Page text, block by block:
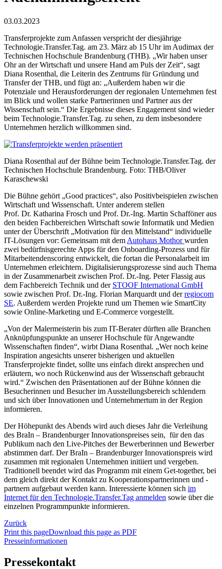
03.03.2023
Transferprojekte zum Anfassen verspricht der diesjährige
Technologie.Transfer.Tag. am 23. März ab 15 Uhr im Audimax der
Technischen Hochschule Brandenburg (THB). „Wir haben unser
Ohr an der Wirtschaft und unsere Hand am Puls der Zeit“, sagt
Diana Rosenthal, die Leiterin des Zentrums für Gründung und
Transfer der THB, und fügt an: „Außerdem haben wir die
Potenziale und Herausforderungen der regionalen Unternehmen fest
im Blick und wollen starke Partnerinnen und Partner aus der
Wissenschaft sein.“ Die Ergebnisse dieses Engagement sind wieder
beim Technologie.Transfer.Tag. zu sehen, zu dem insbesondere
Unternehmen herzlich willkommen sind.
Diana Rosenthal auf der Bühne beim Technologie.Transfer.Tag. der
Technischen Hochschule Brandenburg. Foto: THB/Oliver
Karaschewski
Die Bühne gehört „Good practices“, also Positivbeispielen zwischen
Wirtschaft und Wissenschaft. Unter anderem stellen
Prof. Dr. Katharina Frosch und Prof. Dr.-Ing. Martin Schafföner aus
den beiden Fachbereichen Wirtschaft sowie Informatik und Medien
unter der Überschrift „Motivation für den Mittelstand“ individuelle
IT-Lösungen vor: Gemeinsam mit dem Autohaus Mothorwurden
zwei bedürfnisgerechte Apps für den Onboarding-Prozess und für
Mitarbeitendenscoring entwickelt, die fortan die Personalarbeit im
Unternehmen erleichtern. Digitalisierungsprozesse sind auch Thema
in der Zusammenarbeit zwischen Prof. Dr.-Ing. Peter Flassig aus
dem Fachbereich Technik und der STOOF International GmbH
sowie zwischen Prof. Dr.-Ing. Florian Marquardt und derregiocom
SE. Außerdem werden Projekte rund um Themen wie SmartCity
sowie Online-Marketing und E-Commerce vorgestellt.
„Von der Malermeisterin bis zum IT-Berater dürften alle Branchen
Anknüpfungspunkte an unserer Hochschule für Angewandte
Wissenschaften finden“, wirbt Diana Rosenthal. „Wer noch keine
Inspiration angesichts unserer bisherigen und aktuellen
Transferprojekte findet, sollte uns einfach direkt ansprechen und
erläutern, wo noch Rückenwind aus der Wissenschaft gebraucht
wird.“ Zwischen den Präsentationen auf der Bühne können die
Besucherinnen und Besucher im Ausstellungsbereich schlendern
und sich über Innovationen und Unternehmertum in der Region
informieren.
Der Höhepunkt des Abends wird auch dieses Jahr die Verleihung
des BraIn – Brandenburger Innovationspreises sein, für den das
Publikum nach den Live-Pitches der Bewerberinnen und Bewerber
abstimmen darf. Der BraIn – Brandenburger Innovationspreis wird
zusammen mit regionalen Unternehmen initiiert und vergeben.
Traditionell beendet wird das Programm mit einem Get-together, bei
dem gleich direkt der Kontakt zu Kooperationspartnerinnen und -
partnern aufgebaut werden kann. Interessierte können sich im
Internet für den Technologie.Transfer.Tag anmelden sowie über die
einzelnen Programmpunkte informieren.
Zurück
Print this pageDownload this page as PDF
Presseinformationen
Pressekontakt